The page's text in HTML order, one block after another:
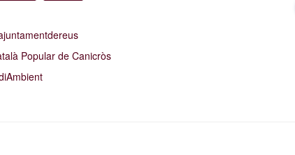
Popular de Canicròs